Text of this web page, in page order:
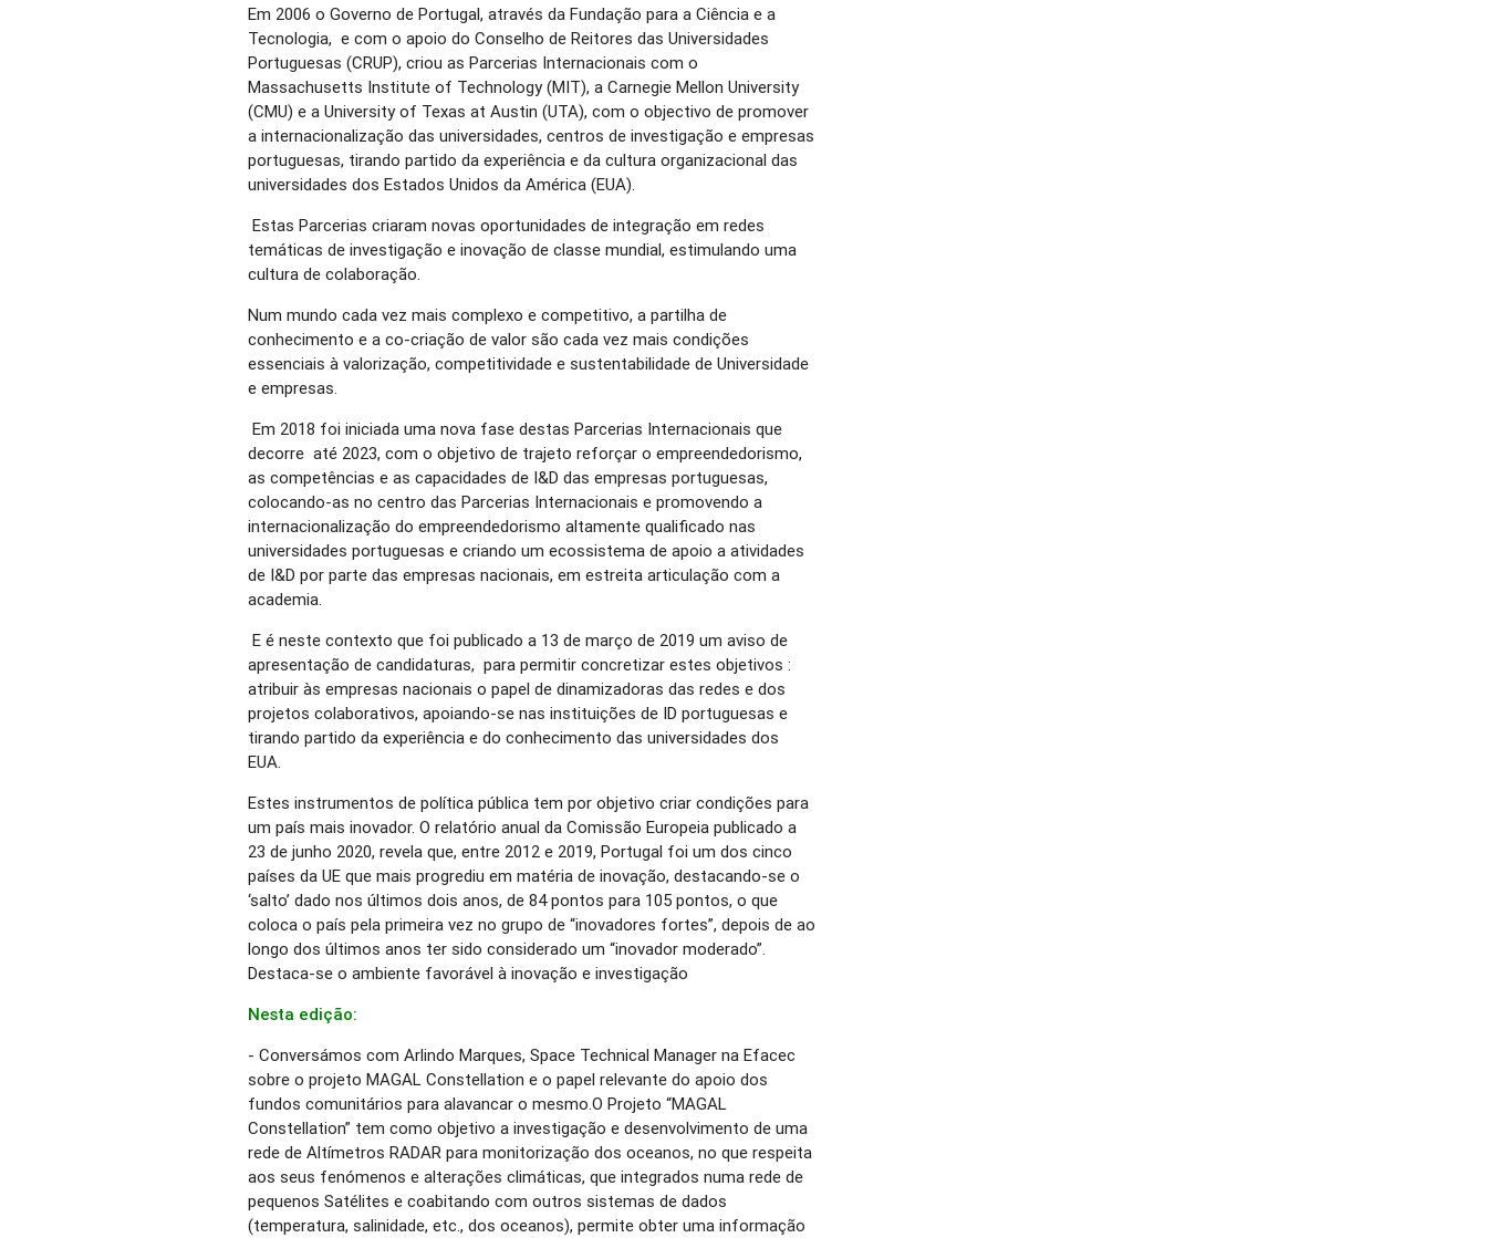
Em 2006 o Governo de Portugal, através da Fundação para a Ciência e a
Tecnologia, e com o apoio do Conselho de Reitores das Universidades
Portuguesas (CRUP), criou as Parcerias Internacionais com o
Massachusetts Institute of Technology (MIT), a Carnegie Mellon University
(CMU) e a University of Texas at Austin (UTA), com o objectivo de promover
a internacionalização das universidades, centros de investigação e empresas
portuguesas, tirando partido da experiência e da cultura organizacional das
universidades dos Estados Unidos da América (EUA).
Estas Parcerias criaram novas oportunidades de integração em redes
temáticas de investigação e inovação de classe mundial, estimulando uma
cultura de colaboração.
Num mundo cada vez mais complexo e competitivo, a partilha de
conhecimento e a co-criação de valor são cada vez mais condições
essenciais à valorização, competitividade e sustentabilidade de Universidade
e empresas.
Em 2018 foi iniciada uma nova fase destas Parcerias Internacionais que
decorre até 2023, com o objetivo de trajeto reforçar o empreendedorismo,
as competências e as capacidades de I&D das empresas portuguesas,
colocando-as no centro das Parcerias Internacionais e promovendo a
internacionalização do empreendedorismo altamente qualificado nas
universidades portuguesas e criando um ecossistema de apoio a atividades
de I&D por parte das empresas nacionais, em estreita articulação com a
academia.
E é neste contexto que foi publicado a 13 de março de 2019 um aviso de
apresentação de candidaturas, para permitir concretizar estes objetivos :
atribuir às empresas nacionais o papel de dinamizadoras das redes e dos
projetos colaborativos, apoiando-se nas instituições de ID portuguesas e
tirando partido da experiência e do conhecimento das universidades dos
EUA.
Estes instrumentos de política pública tem por objetivo criar condições para
um país mais inovador. O relatório anual da Comissão Europeia publicado a
23 de junho 2020, revela que, entre 2012 e 2019, Portugal foi um dos cinco
países da UE que mais progrediu em matéria de inovação, destacando-se o
‘salto’ dado nos últimos dois anos, de 84 pontos para 105 pontos, o que
coloca o país pela primeira vez no grupo de “inovadores fortes”, depois de ao
longo dos últimos anos ter sido considerado um “inovador moderado”.
Destaca-se o ambiente favorável à inovação e investigação
Nesta edição:
- Conversámos com Arlindo Marques, Space Technical Manager na Efacec
sobre o projeto MAGAL Constellation e o papel relevante do apoio dos
fundos comunitários para alavancar o mesmo.O Projeto “MAGAL
Constellation” tem como objetivo a investigação e desenvolvimento de uma
rede de Altímetros RADAR para monitorização dos oceanos, no que respeita
aos seus fenómenos e alterações climáticas, que integrados numa rede de
pequenos Satélites e coabitando com outros sistemas de dados
(temperatura, salinidade, etc., dos oceanos), permite obter uma informação